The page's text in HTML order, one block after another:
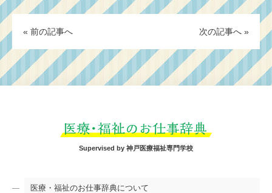
« 前の記事へ 次の記事へ »
Supervised by 神戸医療福祉専門学校
医療・福祉のお仕事辞典について